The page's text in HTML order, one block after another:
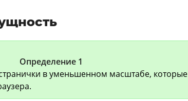
Определение 1
в уменьшенном масштабе, которые